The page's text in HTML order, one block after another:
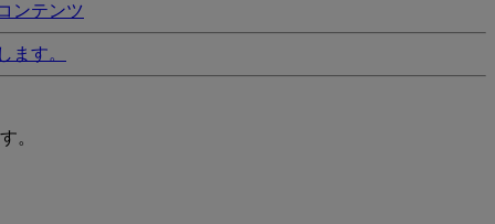
ンテンツ
ます。
。